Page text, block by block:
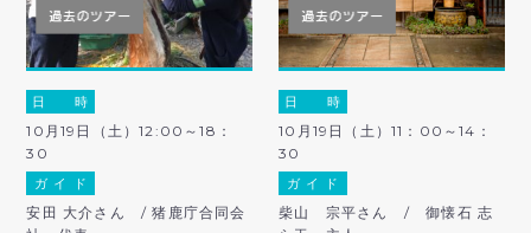
日 時
10月19日（土）12:00～18：
30
ガ イ ド
安田 大介さん / 猪鹿庁合同会
日 時
10月19日（土）11：00～14：
30
ガ イ ド
柴山 宗平さん / 御懐石 志